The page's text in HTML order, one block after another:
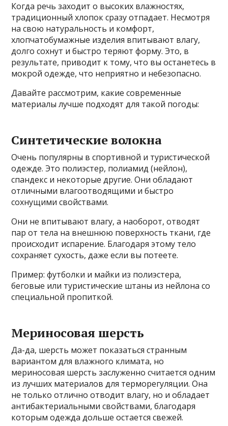
Когда речь заходит о высоких влажностях,
традиционный хлопок сразу отпадает. Несмотря
на свою натуральность и комфорт,
хлопчатобумажные изделия впитывают влагу,
долго сохнут и быстро теряют форму. Это, в
результате, приводит к тому, что вы останетесь в
мокрой одежде, что неприятно и небезопасно.
Давайте рассмотрим, какие современные
материалы лучше подходят для такой погоды:
Синтетические волокна
Очень популярны в спортивной и туристической
одежде. Это полиэстер, полиамид (нейлон),
спандекс и некоторые другие. Они обладают
отличными влагоотводящими и быстро
сохнущими свойствами.
Они не впитывают влагу, а наоборот, отводят
пар от тела на внешнюю поверхность ткани, где
происходит испарение. Благодаря этому тело
сохраняет сухость, даже если вы потеете.
Пример: футболки и майки из полиэстера,
беговые или туристические штаны из нейлона со
специальной пропиткой.
Мериносовая шерсть
Да-да, шерсть может показаться странным
вариантом для влажного климата, но
мериносовая шерсть заслуженно считается одним
из лучших материалов для терморегуляции. Она
не только отлично отводит влагу, но и обладает
антибактериальными свойствами, благодаря
которым одежда дольше остается свежей.